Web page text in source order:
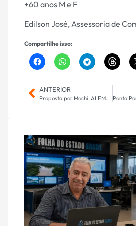
+60 anos M e F
Edilson José, Assessoria de
Compartilhe isso:
ANTERIOR
Proposta por Mochi, ALEMS realiza sessão solene alusiva ao Dia da Educação Superior